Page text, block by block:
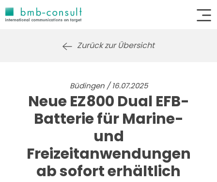
Zurück zur Übersicht
Büdingen / 16.07.2025
Neue EZ800 Dual EFB-
Batterie für Marine-
und
Freizeitanwendungen
ab sofort erhältlich